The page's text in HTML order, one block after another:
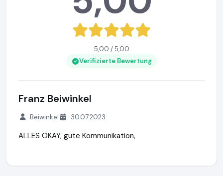
5,00 / 5,00
Verifizierte Bewertung
Franz Beiwinkel
Beiwinkel 30.07.2023
ALLES OKAY, gute Kommunikation,